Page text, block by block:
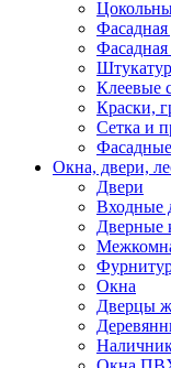
Фасадная
Фасадная
Клеевые
Краски,
Сетка и
Окна, двери,
Двери
Входные
Дверные
Окна
Дверцы